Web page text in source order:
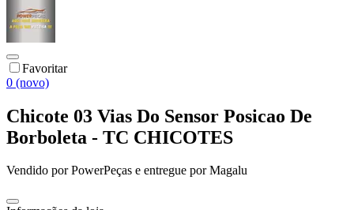
Favoritar
0 (novo)
Chicote 03 Vias Do Sensor Posicao De
Borboleta - TC CHICOTES
Vendido porPowerPeças e entregue por Magalu